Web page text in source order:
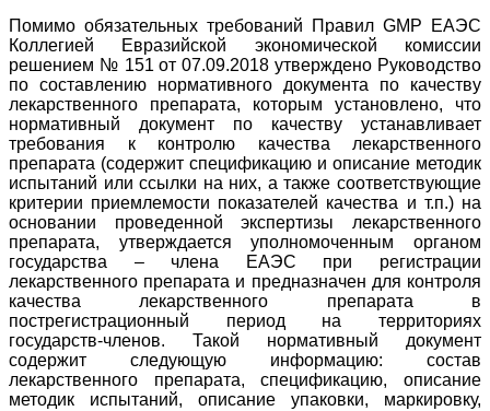
Помимо обязательных требований Правил GMP ЕАЭС
Коллегией Евразийской экономической комиссии
решением № 151 от 07.09.2018 утверждено Руководство
по составлению нормативного документа по качеству
лекарственного препарата, которым установлено, что
нормативный документ по качеству устанавливает
требования к контролю качества лекарственного
препарата (содержит спецификацию и описание методик
испытаний или ссылки на них, а также соответствующие
критерии приемлемости показателей качества и т.п.) на
основании проведенной экспертизы лекарственного
препарата, утверждается уполномоченным органом
государства – члена ЕАЭС при регистрации
лекарственного препарата и предназначен для контроля
качества лекарственного препарата в
пострегистрационный период на территориях
государств-членов. Такой нормативный документ
содержит следующую информацию: состав
лекарственного препарата, спецификацию, описание
методик испытаний, описание упаковки, маркировку,